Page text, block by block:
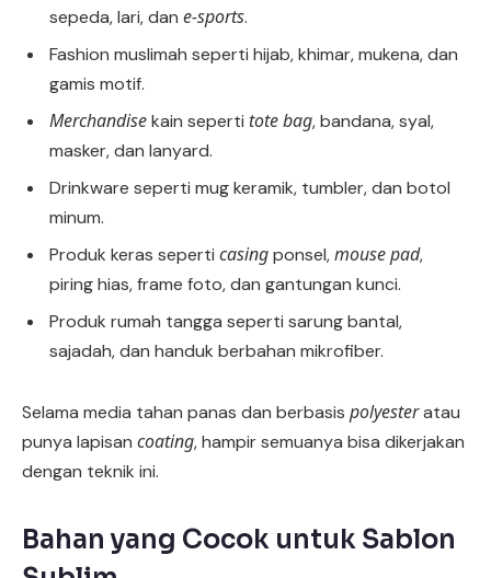
sepeda, lari, dan e-sports.
Fashion muslimah seperti hijab, khimar, mukena, dan
gamis motif.
Merchandisekain seperti tote bag, bandana, syal,
masker, dan lanyard.
Drinkware seperti mug keramik, tumbler, dan botol
minum.
Produk keras seperti casingponsel,mouse pad,
piring hias, frame foto, dan gantungan kunci.
Produk rumah tangga seperti sarung bantal,
sajadah, dan handuk berbahan mikrofiber.
Selama media tahan panas dan berbasis polyesteratau
punya lapisan coating, hampir semuanya bisa dikerjakan
dengan teknik ini.
Bahan yang Cocok untuk Sablon